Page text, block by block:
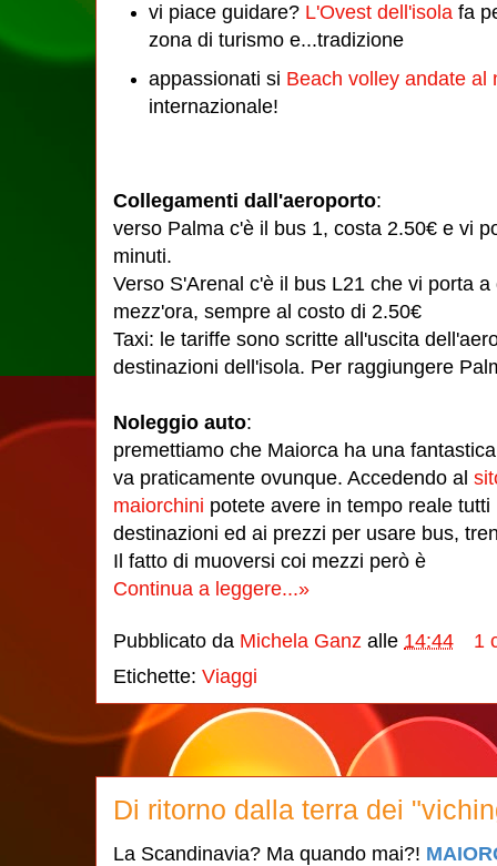
vi piace guidare? L'Ovest dell'isola fa
zona di turismo e...tradizione
appassionati si Beach volley andate al
internazionale!
Collegamenti dall'aeroporto:
verso Palma c'è il bus 1, costa 2.50€ e vi
minuti.
Verso S'Arenal c'è il bus L21 che vi porta
mezz'ora, sempre al costo di 2.50€
Taxi: le tariffe sono scritte all'uscita
destinazioni dell'isola. Per raggiungere
Noleggio auto:
premettiamo che Maiorca ha una
va praticamente ovunque. Accedendo al
maiorchini potete avere in tempo reale
destinazioni ed ai prezzi per usare bus,
Il fatto di muoversi coi mezzi però è
Continua a leggere...»
Pubblicato da Michela Ganz alle 14:44
1
Etichette: Viaggi
Di ritorno dalla terra dei
La Scandinavia? Ma quando mai?!